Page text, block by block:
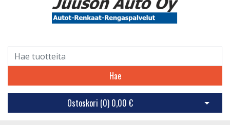
Hae
Ostoskori (0) 0,00 € Avaa